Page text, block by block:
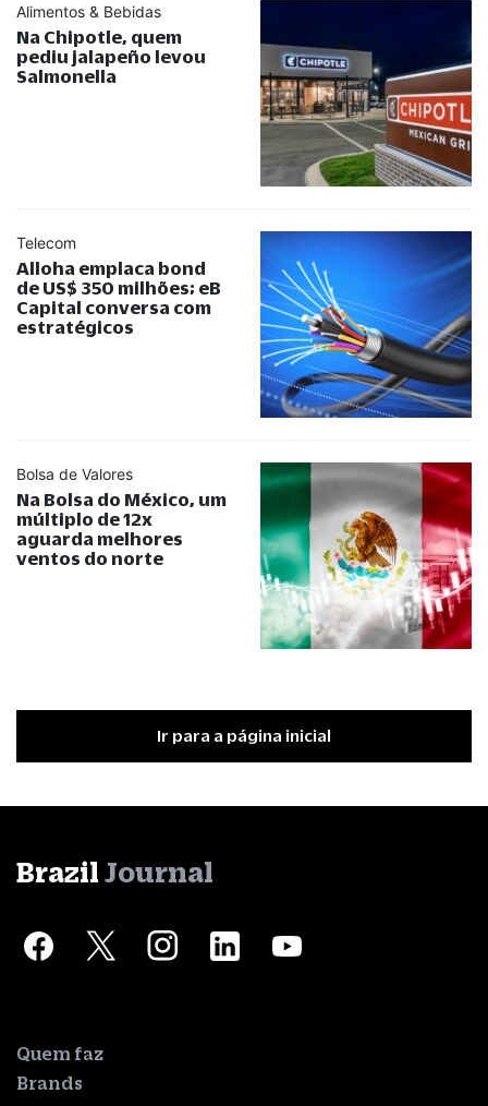
Alimentos & Bebidas
Na Chipotle, quem
pediu jalapeño levou
Salmonella
Telecom
Alloha emplaca bond
de US$ 350 milhões; eB
Capital conversa com
estratégicos
Bolsa de Valores
Na Bolsa do México, um
múltiplo de 12x
aguarda melhores
ventos do norte
Ir para a página inicial
Brazil Journal
Quem faz
Brands